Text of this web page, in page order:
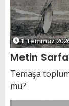
1 Temmuz
Metin
Temaşa
mu?